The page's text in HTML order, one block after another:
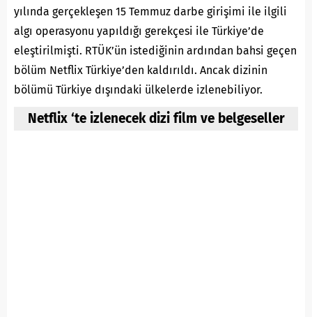
yılında gerçekleşen 15 Temmuz darbe girişimi ile ilgili
algı operasyonu yapıldığı gerekçesi ile Türkiye’de
eleştirilmişti. RTÜK’ün istediğinin ardından bahsi geçen
bölüm Netflix Türkiye’den kaldırıldı. Ancak dizinin
bölümü Türkiye dışındaki ülkelerde izlenebiliyor.
Netflix ‘te izlenecek dizi film ve belgeseller